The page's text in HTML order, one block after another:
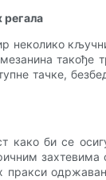
регала
неколико
такође
тачке,
би се